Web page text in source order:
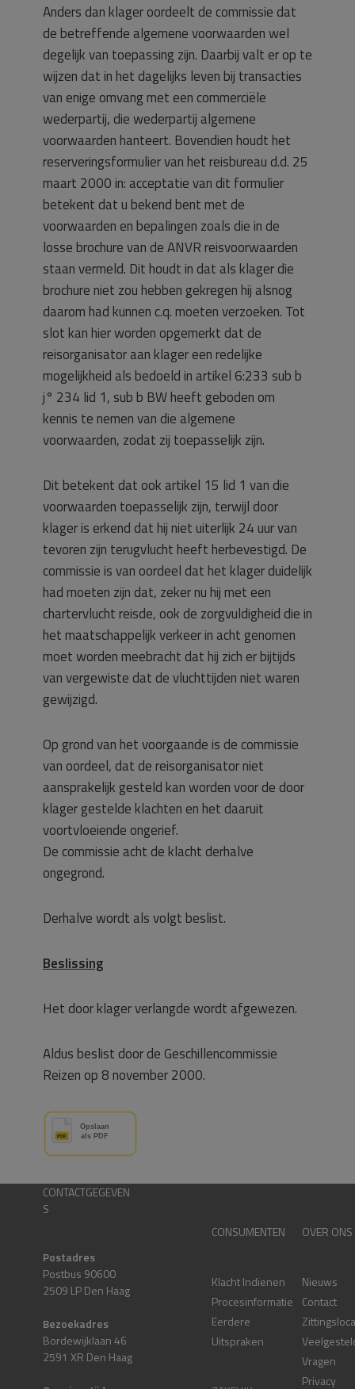
Anders dan klager oordeelt de commissie dat
de betreffende algemene voorwaarden wel
degelijk van toepassing zijn. Daarbij valt er op te
wijzen dat in het dagelijks leven bij transacties
van enige omvang met een commerciële
wederpartij, die wederpartij algemene
voorwaarden hanteert. Bovendien houdt het
reserveringsformulier van het reisbureau d.d. 25
maart 2000 in: acceptatie van dit formulier
betekent dat u bekend bent met de
voorwaarden en bepalingen zoals die in de
losse brochure van de ANVR reisvoorwaarden
staan vermeld. Dit houdt in dat als klager die
brochure niet zou hebben gekregen hij alsnog
daarom had kunnen c.q. moeten verzoeken. Tot
slot kan hier worden opgemerkt dat de
reisorganisator aan klager een redelijke
mogelijkheid als bedoeld in artikel 6:233 sub b
j° 234 lid 1, sub b BW heeft geboden om
kennis te nemen van die algemene
voorwaarden, zodat zij toepasselijk zijn.
Dit betekent dat ook artikel 15 lid 1 van die
voorwaarden toepasselijk zijn, terwijl door
klager is erkend dat hij niet uiterlijk 24 uur van
tevoren zijn terugvlucht heeft herbevestigd. De
commissie is van oordeel dat het klager duidelijk
had moeten zijn dat, zeker nu hij met een
chartervlucht reisde, ook de zorgvuldigheid die in
het maatschappelijk verkeer in acht genomen
moet worden meebracht dat hij zich er bijtijds
van vergewiste dat de vluchttijden niet waren
gewijzigd.
Op grond van het voorgaande is de commissie
van oordeel, dat de reisorganisator niet
aansprakelijk gesteld kan worden voor de door
klager gestelde klachten en het daaruit
voortvloeiende ongerief.
De commissie acht de klacht derhalve
ongegrond.
Derhalve wordt als volgt beslist.
Beslissing
Het door klager verlangde wordt afgewezen.
Aldus beslist door de Geschillencommissie
Reizen op 8 november 2000.
CONTACTGEGEVEN
S
Postadres
Postbus 90600
2509 LP Den Haag
Bezoekadres
Bordewijklaan 46
2591 XR Den Haag
CONSUMENTEN
Klacht Indienen
Procesinformatie
Eerdere
Uitspraken
OVER ONS
Nieuws
Contact
Vragen
Privacy